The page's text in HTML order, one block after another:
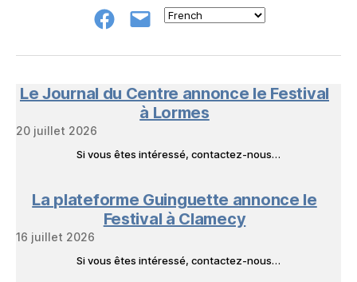
Groupe
NeL
E-
à
Livres
Le Journal du Centre annonce le Festival
à Lormes
20 juillet 2026
Si vous êtes intéressé, contactez-nous…
La plateforme Guinguette annonce le
Festival à Clamecy
16 juillet 2026
Si vous êtes intéressé, contactez-nous…